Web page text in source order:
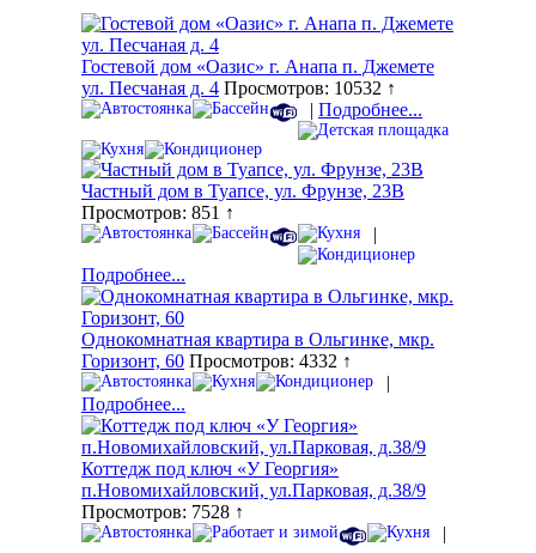
Гостевой дом «Оазис» г. Анапа п. Джемете
ул. Песчаная д. 4 Просмотров: 10532 ↑
| Подробнее...
Частный дом в Туапсе, ул. Фрунзе, 23В
Просмотров: 851 ↑
|
Подробнее...
Однокомнатная квартира в Ольгинке, мкр.
Горизонт, 60 Просмотров: 4332 ↑
|
Подробнее...
Коттедж под ключ «У Георгия»
п.Новомихайловский, ул.Парковая, д.38/9
Просмотров: 7528 ↑
|